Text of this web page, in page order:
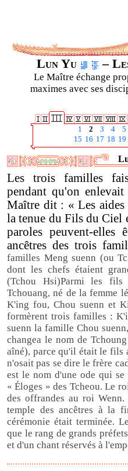
Lun Yu –
Le Maître échange
maximes avec ses
1 2 3 4
5
15 16 17 18 19
Les trois familles
pendant qu'on enlevait
Maître dit : « Les aides
la tenue du Fils du Ciel
paroles peuvent-elles
ancêtres des trois
familles Meng suenn (ou
dont les chefs étaient
(Tchou Hsi)Parmi les fils
Tchouang, né de la femme
K'ing fou, Chou suenn et
formèrent trois familles :
suenn la famille Chou
changea le nom de
aîné), parce qu'il était le fils
n'osait pas se dire le frère
est le nom d'une ode qui
« Éloges » des Tcheou. Le
des offrandes au roi
temple des ancêtres à la
cérémonie était terminée.
que le rang de grands
et d'un chant réservés à